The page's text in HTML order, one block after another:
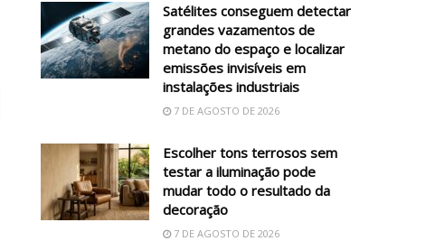
Satélites conseguem detectar
grandes vazamentos de
metano do espaço e localizar
emissões invisíveis em
instalações industriais
7 DE AGOSTO DE 2026
Escolher tons terrosos sem
testar a iluminação pode
mudar todo o resultado da
decoração
7 DE AGOSTO DE 2026